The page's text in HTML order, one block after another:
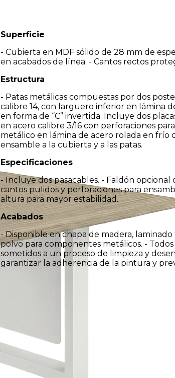
Superficie
- Cubierta en MDF sólido de 28 mm de
en acabados de línea. - Cantos rectos
Estructura
- Patas metálicas compuestas por dos
calibre 14, con larguero inferior en lámina
en forma de “C” invertida. Incluye dos
en acero calibre 3/16 con perforaciones
metálico en lámina de acero rolada en frío
ensamble a la cubierta y a las patas.
Especificaciones
- Incluye dos pasacables. - Faldón
cantos pulidos y perforaciones para
altura para mayor estabilidad.
Acabados
- Disponible en chapa de madera,
polvo para componentes metálicos. -
sometidos a un proceso de limpieza y
garantizar la adherencia de la pintura y